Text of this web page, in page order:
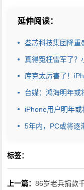
延伸阅读：
叁芯科技集团隆重
真得冤枉雷军了？
库克太厉害了！
台媒：鸿海明年
iPhone用户明年
5年内，PC或将逐
标签：
上一篇： 86岁老兵捐款